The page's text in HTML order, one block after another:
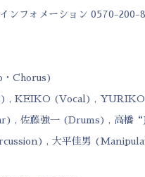
ンフォメーション 0570-200-
・Chorus)
, KEIKO (Vocal) ,
, 佐藤強一 (Drums) , 高
, 大平佳男